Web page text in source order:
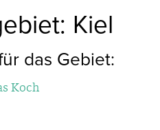
Kiel
das Gebiet:
Koch